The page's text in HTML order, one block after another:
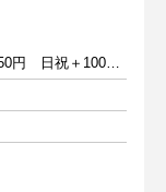
時給1226円～ （土曜日＋50円 日祝＋100円）＋交通費